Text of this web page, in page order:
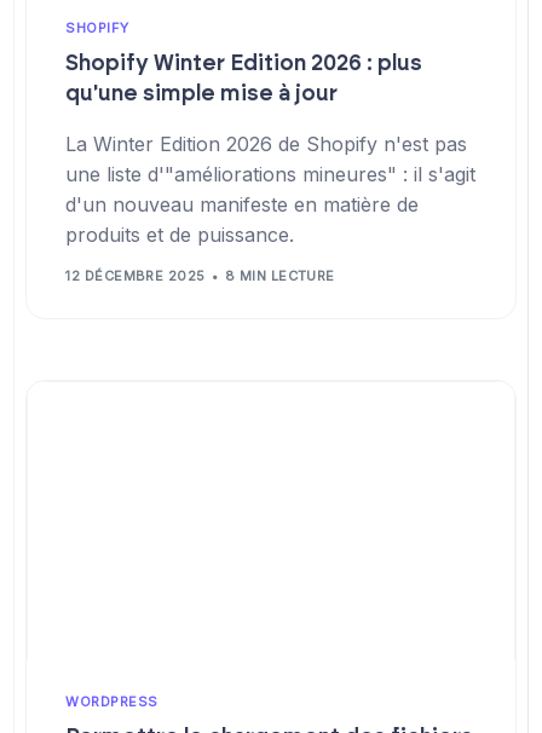
SHOPIFY
Shopify Winter Edition 2026 : plus
qu'une simple mise à jour
La Winter Edition 2026 de Shopify n'est pas
une liste d'"améliorations mineures" : il s'agit
d'un nouveau manifeste en matière de
produits et de puissance.
12 DÉCEMBRE 2025 8 MIN LECTURE
WORDPRESS